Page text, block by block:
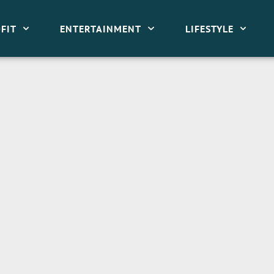
ENTERTAINMENT LIFESTYLE